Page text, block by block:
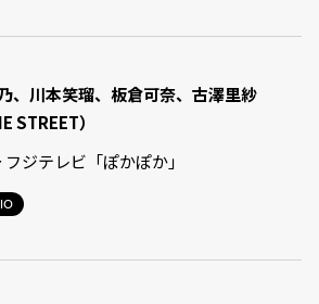
、川本笑瑠、板倉可奈、古澤里紗
STREET）
フジテレビ「ぽかぽか」